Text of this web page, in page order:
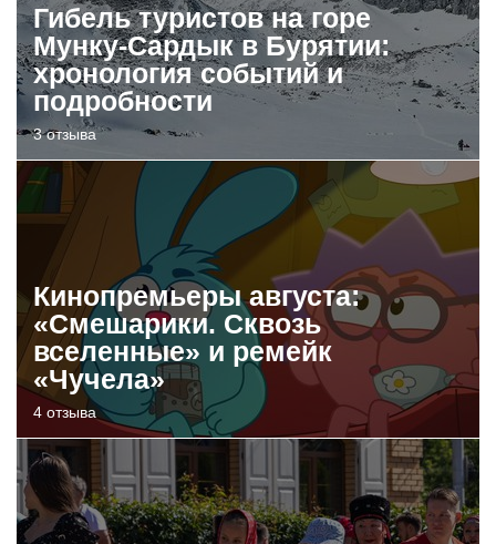
Гибель туристов на горе
Мунку-Сардык в Бурятии:
хронология событий и
подробности
3 отзыва
Кинопремьеры августа:
«Смешарики. Сквозь
вселенные» и ремейк
«Чучела»
4 отзыва